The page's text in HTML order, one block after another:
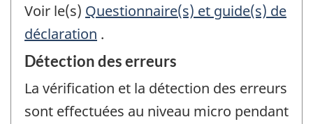
Voir le(s) Questionnaire(s) et guide(s) de
déclaration .
Détection des erreurs
La vérification et la détection des erreurs
sont effectuées au niveau micro pendant